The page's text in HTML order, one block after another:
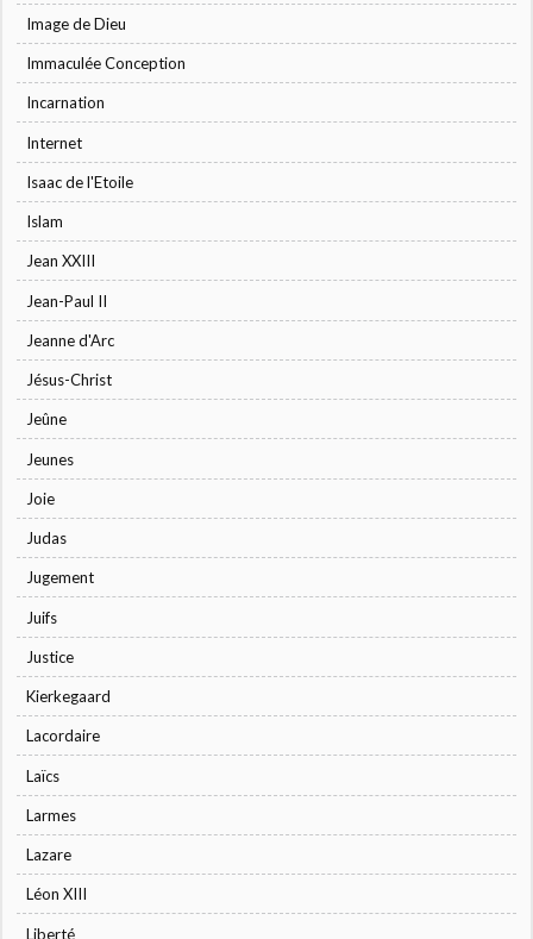
Image de Dieu
Immaculée Conception
Incarnation
Internet
Isaac de l'Etoile
Islam
Jean XXIII
Jean-Paul II
Jeanne d'Arc
Jésus-Christ
Jeûne
Jeunes
Joie
Judas
Jugement
Juifs
Justice
Kierkegaard
Lacordaire
Laïcs
Larmes
Lazare
Léon XIII
Liberté